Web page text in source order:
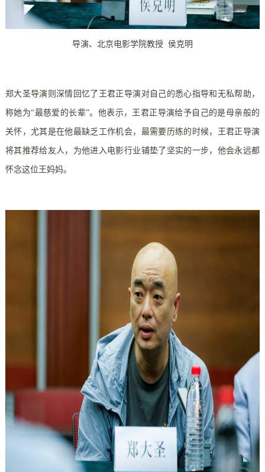
导演、北京电影学院教授 侯克明
郑大圣导演则深情回忆了王君正导演对自己的悉心指导和无私帮助，
称她为“最慈爱的长辈”。他表示，王君正导演给予自己的是母亲般的
关怀，尤其是在他最缺乏工作机会，最需要历练的时候，王君正导演
将其推荐给友人，为他进入电影行业铺垫了坚实的一步，他会永远都
怀念这位王妈妈。